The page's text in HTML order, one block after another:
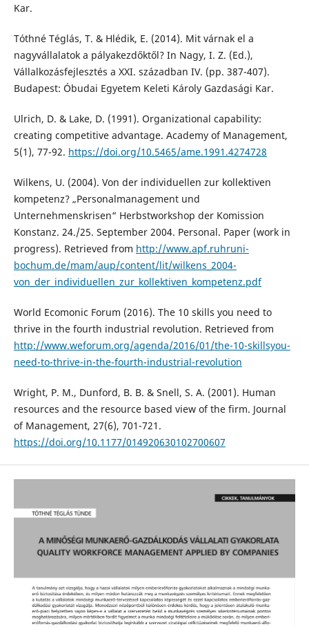
Kar.
Tóthné Téglás, T. & Hlédik, E. (2014). Mit várnak el a
nagyvállalatok a pályakezdőktől? In Nagy, I. Z. (Ed.),
Vállalkozásfejlesztés a XXI. században IV. (pp. 387-407).
Budapest: Óbudai Egyetem Keleti Károly Gazdasági Kar.
Ulrich, D. & Lake, D. (1991). Organizational capability:
creating competitive advantage. Academy of Management,
5(1), 77-92. https://doi.org/10.5465/ame.1991.4274728
Wilkens, U. (2004). Von der individuellen zur kollektiven
kompetenz? „Personalmanagement und
Unternehmenskrisen“ Herbstworkshop der Komission
Konstanz. 24./25. September 2004. Personal. Paper (work in
progress). Retrieved from http://www.apf.ruhruni-
bochum.de/mam/aup/content/lit/wilkens_2004-
von_der_individuellen_zur_kollektiven_kompetenz.pdf
World Ecomonic Forum (2016). The 10 skills you need to
thrive in the fourth industrial revolution. Retrieved from
http://www.weforum.org/agenda/2016/01/the-10-skillsyou-
need-to-thrive-in-the-fourth-industrial-revolution
Wright, P. M., Dunford, B. B. & Snell, S. A. (2001). Human
resources and the resource based view of the firm. Journal
of Management, 27(6), 701-721.
https://doi.org/10.1177/014920630102700607